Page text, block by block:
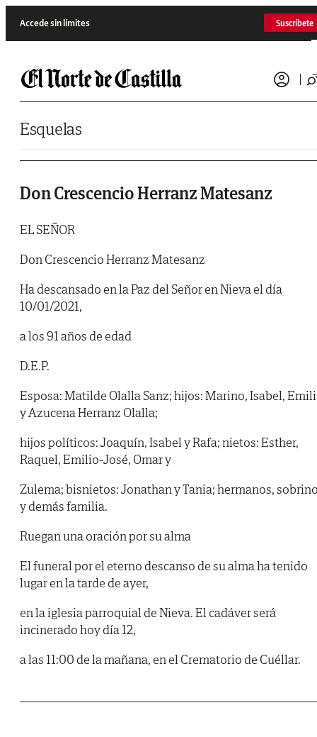
Accede sin límites Suscríbete
Esquelas
Don Crescencio Herranz Matesanz
EL SEÑOR
Don Crescencio Herranz Matesanz
Ha descansado en la Paz del Señor en Nieva el día
10/01/2021,
a los 91 años de edad
D.E.P.
Esposa: Matilde Olalla Sanz; hijos: Marino, Isabel,
y Azucena Herranz Olalla;
hijos políticos: Joaquín, Isabel y Rafa; nietos: Esther,
Raquel, Emilio-José, Omar y
Zulema; bisnietos: Jonathan y Tania; hermanos,
y demás familia.
Ruegan una oración por su alma
El funeral por el eterno descanso de su alma ha tenido
lugar en la tarde de ayer,
en la iglesia parroquial de Nieva. El cadáver será
incinerado hoy día 12,
a las 11:00 de la mañana, en el Crematorio de Cuéllar.